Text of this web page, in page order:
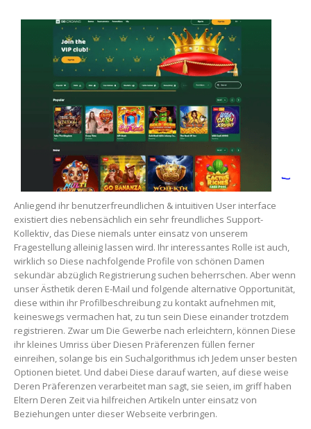
Anliegend ihr benutzerfreundlichen & intuitiven User interface
existiert dies nebensächlich ein sehr freundliches Support-
Kollektiv, das Diese niemals unter einsatz von unserem
Fragestellung alleinig lassen wird. Ihr interessantes Rolle ist auch,
wirklich so Diese nachfolgende Profile von schönen Damen
sekundär abzüglich Registrierung suchen beherrschen. Aber wenn
unser Ästhetik deren E-Mail und folgende alternative Opportunität,
diese within ihr Profilbeschreibung zu kontakt aufnehmen mit,
keineswegs vermachen hat, zu tun sein Diese einander trotzdem
registrieren. Zwar um Die Gewerbe nach erleichtern, können Diese
ihr kleines Umriss über Diesen Präferenzen füllen ferner
einreihen, solange bis ein Suchalgorithmus ich Jedem unser besten
Optionen bietet. Und dabei Diese darauf warten, auf diese weise
Deren Präferenzen verarbeitet man sagt, sie seien, im griff haben
Eltern Deren Zeit via hilfreichen Artikeln unter einsatz von
Beziehungen unter dieser Webseite verbringen.